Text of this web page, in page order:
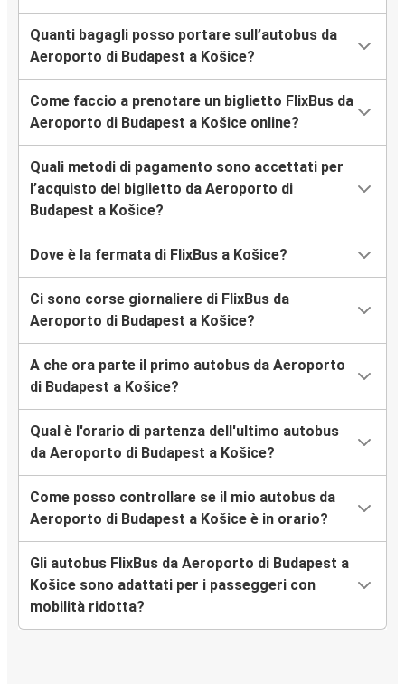
Quanti bagagli posso portare sull’autobus da
Aeroporto di Budapest a Košice?
Come faccio a prenotare un biglietto FlixBus da
Aeroporto di Budapest a Košice online?
Quali metodi di pagamento sono accettati per
l’acquisto del biglietto da Aeroporto di
Budapest a Košice?
Dove è la fermata di FlixBus a Košice?
Ci sono corse giornaliere di FlixBus da
Aeroporto di Budapest a Košice?
A che ora parte il primo autobus da Aeroporto
di Budapest a Košice?
Qual è l'orario di partenza dell'ultimo autobus
da Aeroporto di Budapest a Košice?
Come posso controllare se il mio autobus da
Aeroporto di Budapest a Košice è in orario?
Gli autobus FlixBus da Aeroporto di Budapest a
Košice sono adattati per i passeggeri con
mobilità ridotta?